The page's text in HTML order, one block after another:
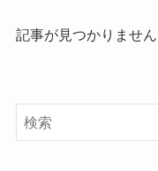
記事が見つかりません